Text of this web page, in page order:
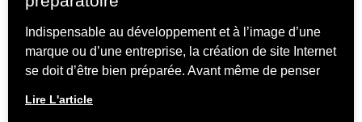
Indispensable au développement et à l’image d’une
marque ou d’une entreprise, la création de site Internet
se doit d’être bien préparée. Avant même de penser
Lire L'article